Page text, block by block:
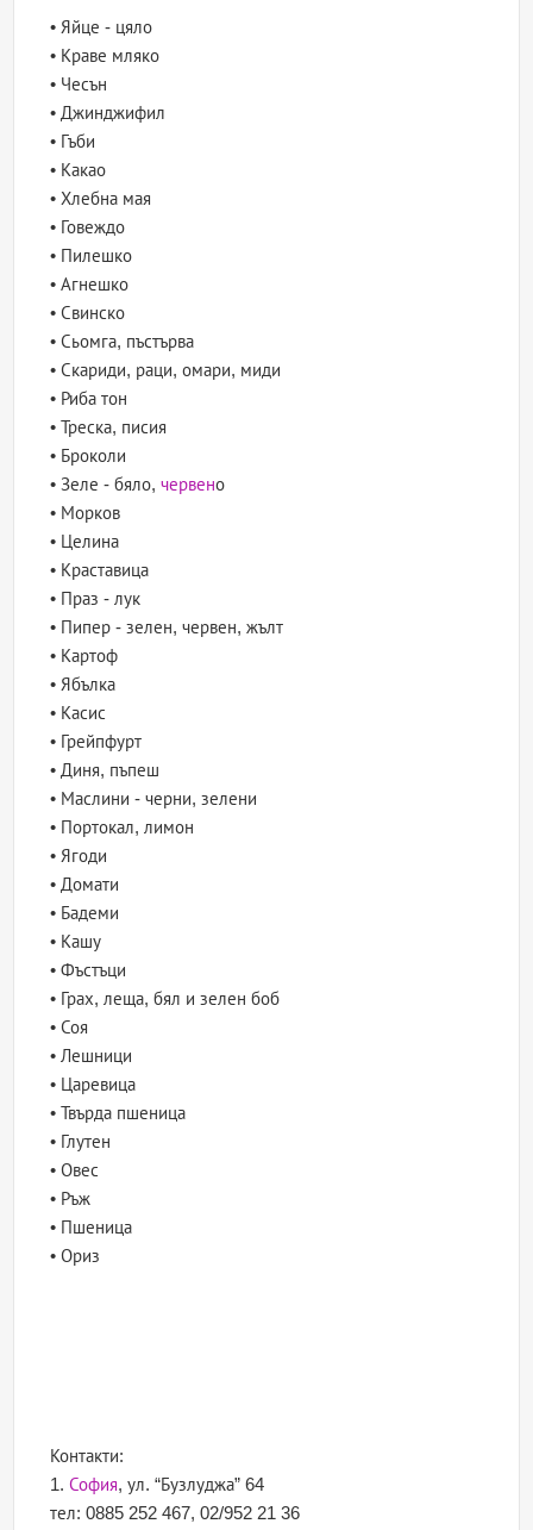
• Яйце - цяло
• Краве мляко
• Чесън
• Джинджифил
• Гъби
• Какао
• Хлебна мая
• Говеждо
• Пилешко
• Агнешко
• Свинско
• Сьомга, пъстърва
• Скариди, раци, омари, миди
• Риба тон
• Треска, писия
• Броколи
• Зеле - бяло,червено
• Морков
• Целина
• Краставица
• Праз - лук
• Пипер - зелен, червен, жълт
• Картоф
• Ябълка
• Касис
• Грейпфурт
• Диня, пъпеш
• Маслини - черни, зелени
• Портокал, лимон
• Ягоди
• Домати
• Бадеми
• Кашу
• Фъстъци
• Грах, леща, бял и зелен боб
• Соя
• Лешници
• Царевица
• Твърда пшеница
• Глутен
• Овес
• Ръж
• Пшеница
• Ориз
Контакти:
1.София, ул. “Бузлуджа” 64
тел: 0885 252 467, 02/952 21 36